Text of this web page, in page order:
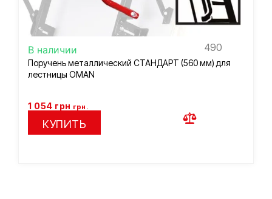
В наличии 490
Поручень металлический СТАНДАРТ (560 мм) для
лестницы OMAN
1 054 грн грн.
КУПИТЬ